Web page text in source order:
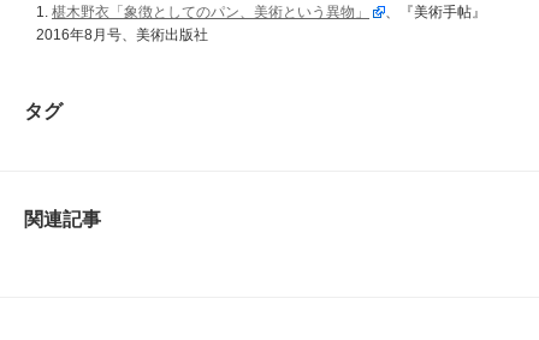
1. 椹木野衣「象徴としてのパン、美術という異物」
、『美術手帖』
2016年8月号、美術出版社
タグ
関連記事